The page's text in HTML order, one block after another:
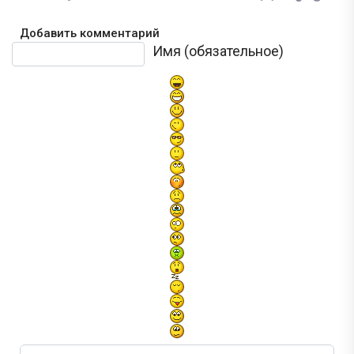
Добавить комментарий
Имя (обязательное)